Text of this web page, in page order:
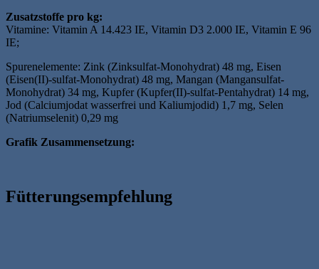
Zusatzstoffe pro kg:
Vitamine: Vitamin A 14.423 IE, Vitamin D3 2.000 IE, Vitamin E 96
IE;
Spurenelemente: Zink (Zinksulfat-Monohydrat) 48 mg, Eisen
(Eisen(II)-sulfat-Monohydrat) 48 mg, Mangan (Mangansulfat-
Monohydrat) 34 mg, Kupfer (Kupfer(II)-sulfat-Pentahydrat) 14 mg,
Jod (Calciumjodat wasserfrei und Kaliumjodid) 1,7 mg, Selen
(Natriumselenit) 0,29 mg
Grafik Zusammensetzung:
Fütterungsempfehlung